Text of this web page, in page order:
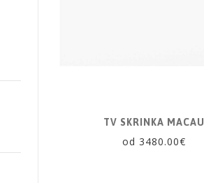
TV SKRINKA MACAU
od 3480.00€